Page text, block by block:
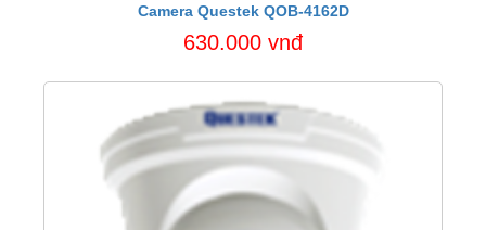
Camera Questek QOB-4162D
630.000 vnđ